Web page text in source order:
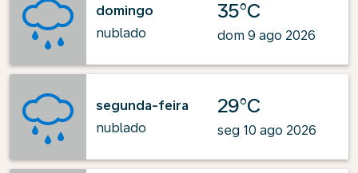
domingo
nublado
35°C
dom 9 ago 2026
segunda-feira
nublado
29°C
seg 10 ago 2026